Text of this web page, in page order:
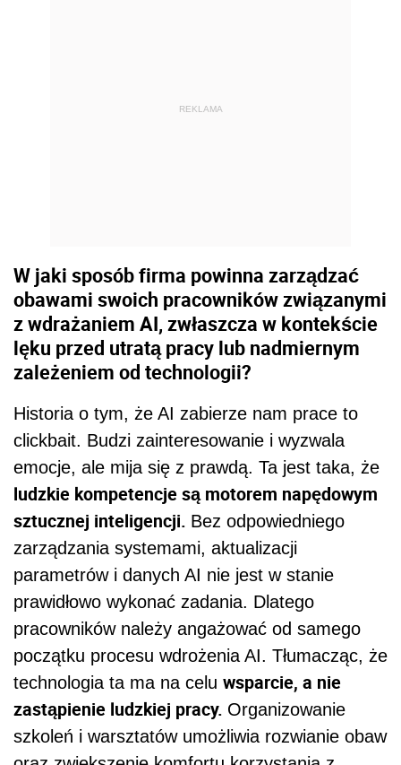
REKLAMA
W jaki sposób firma powinna zarządzać
obawami swoich pracowników związanymi
z wdrażaniem AI, zwłaszcza w kontekście
lęku przed utratą pracy lub nadmiernym
zależeniem od technologii?
Historia o tym, że AI zabierze nam prace to
clickbait. Budzi zainteresowanie i wyzwala
emocje, ale mija się z prawdą. Ta jest taka, że
ludzkie kompetencje są motorem napędowym
sztucznej inteligencji. Bez odpowiedniego
zarządzania systemami, aktualizacji
parametrów i danych AI nie jest w stanie
prawidłowo wykonać zadania. Dlatego
pracowników należy angażować od samego
początku procesu wdrożenia AI. Tłumacząc, że
technologia ta ma na celu wsparcie, a nie
zastąpienie ludzkiej pracy. Organizowanie
szkoleń i warsztatów umożliwia rozwianie obaw